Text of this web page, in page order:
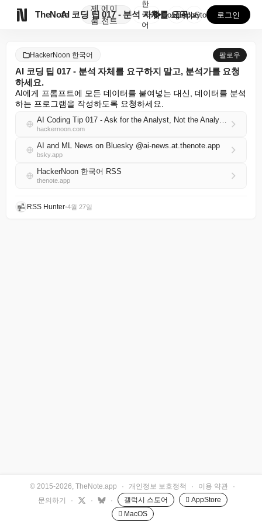
TheNote
제
품
에이
전트
AI 코딩 팁 017 - 분석 자체를 요구하지 말고, ...
한
국
어
GooglePlay
AppStore 로그인
HackerNoon 한국어 팔로우
AI 코딩 팁 017 - 분석 자체를 요구하지 말고, 분석가를 요청
하세요.
AI에게 프롬프트에 모든 데이터를 붙여넣는 대신, 데이터를 분석
하는 프로그램을 작성하도록 요청하세요.
AI Coding Tip 017 - Ask for the Analyst, Not the Analysis
hackernoon.com
AI and ML News on Bluesky @ai-news.at.thenote.app
bsky.app
HackerNoon 한국어 RSS
thenote.app
RSS Hunter•4월 27일
© 2015-2026, TheNote.app · 개인정보 보호정책 · 이용 약관
·
문의하기
· · · 갤럭시 스토어
 AppStore
 MacOS